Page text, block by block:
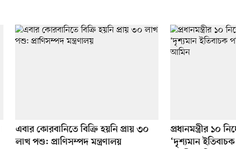
এবার কোরবানিতে বিক্রি হয়নি প্রায় ৩০
লাখ পশু: প্রাণিসম্পদ মন্ত্রণালয়
প্রধানমন্ত্রীর ১০
‘দৃশ্যমান